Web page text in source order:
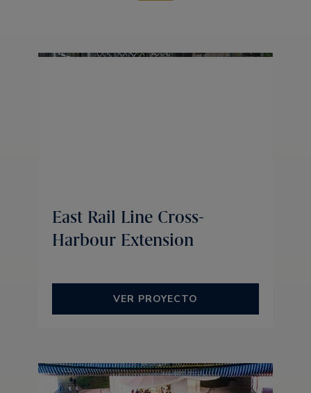
East Rail Line Cross-
Harbour Extension
VER PROYECTO